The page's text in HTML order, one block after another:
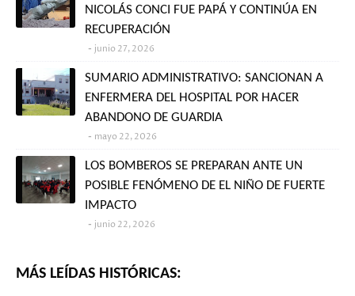
NICOLÁS CONCI FUE PAPÁ Y CONTINÚA EN
RECUPERACIÓN
junio 27, 2026
SUMARIO ADMINISTRATIVO: SANCIONAN A
ENFERMERA DEL HOSPITAL POR HACER
ABANDONO DE GUARDIA
mayo 22, 2026
LOS BOMBEROS SE PREPARAN ANTE UN
POSIBLE FENÓMENO DE EL NIÑO DE FUERTE
IMPACTO
junio 22, 2026
MÁS LEÍDAS HISTÓRICAS: